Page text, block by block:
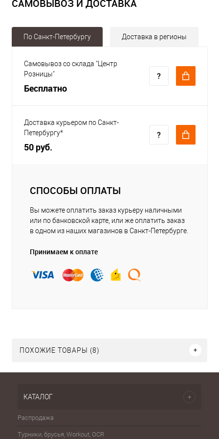
САМОВЫВОЗ И ДОСТАВКА
По Санкт-Петербургу Доставка в регионы
Самовывоз со склада "Центр
Розницы"
Бесплатно
Доставка курьером по Санкт-
Петербургу*
50 руб.
СПОСОБЫ ОПЛАТЫ
Вы можете оплатить заказ курьеру наличными
или по банковской карте, или же оплатить заказ
в одном из наших магазинов в Санкт-Петербурге.
Принимаем к оплате
ПОХОЖИЕ ТОВАРЫ (8)
КАТАЛОГ
Распродажа
Турники, брусья, Workout, OCR